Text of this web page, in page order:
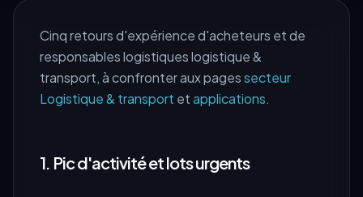
Cinq retours d'expérience d'acheteurs et de
responsables logistiques logistique &
transport, à confronter aux pagessecteur
Logistique & transport etapplications.
1. Pic d'activité et lots urgents